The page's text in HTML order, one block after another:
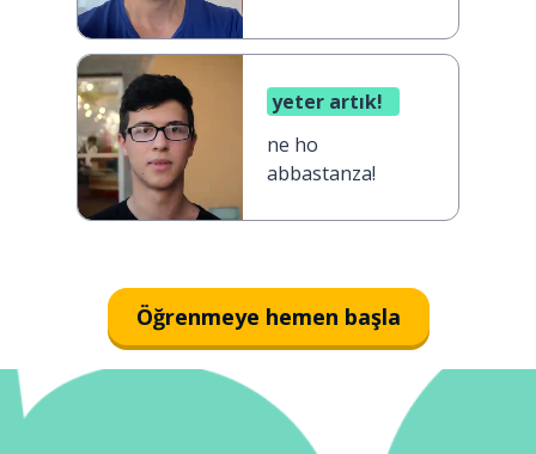
yeter artık!
ne ho
abbastanza!
Öğrenmeye hemen başla